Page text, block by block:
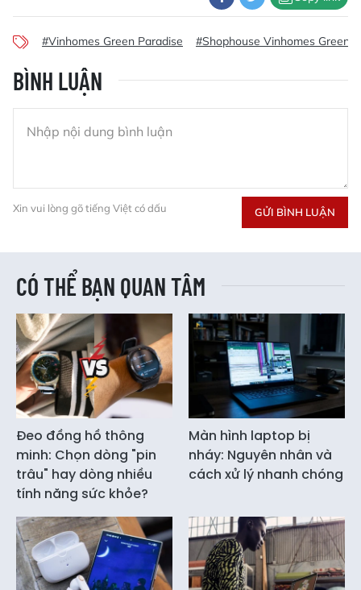
#Vinhomes Green Paradise #Shophouse Vinhomes Green
BÌNH LUẬN
Xin vui lòng gõ tiếng Việt có dấu GỬI BÌNH LUẬN
CÓ THỂ BẠN QUAN TÂM
Đeo đồng hồ thông
minh: Chọn dòng "pin
trâu" hay dòng nhiều
tính năng sức khỏe?
Màn hình laptop bị
nháy: Nguyên nhân và
cách xử lý nhanh chóng